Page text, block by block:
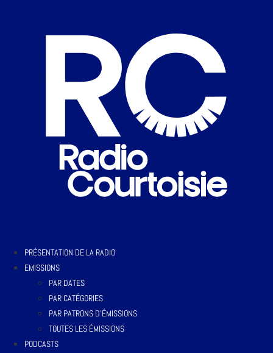
PRÉSENTATION DE LA RADIO
EMISSIONS
PAR DATES
PAR CATÉGORIES
PAR PATRONS D’ÉMISSIONS
TOUTES LES ÉMISSIONS
PODCASTS